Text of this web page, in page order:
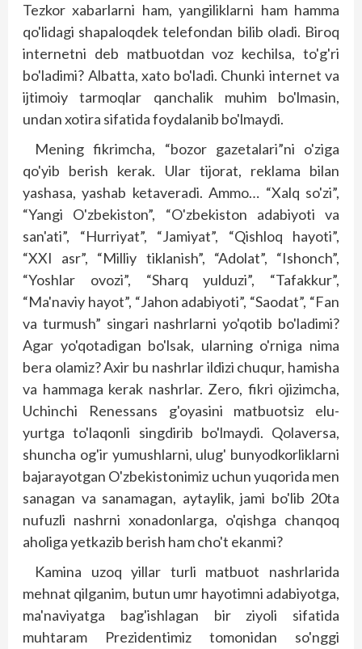
Tezkor xabarlarni ham, yangiliklarni ham hamma
qo'lidagi shapaloqdek telefondan bilib oladi. Biroq
internetni deb matbuotdan voz kechilsa, to'g'ri
bo'ladimi? Albatta, xato bo'ladi. Chunki internet va
ijtimoiy tarmoqlar qanchalik muhim bo'lmasin,
undan xotira sifatida foydalanib bo'lmaydi.
Mening fikrimcha, “bozor gazetalari”ni o'ziga
qo'yib berish kerak. Ular tijorat, reklama bilan
yashasa, yashab ketaveradi. Ammo… “Xalq so'zi”,
“Yangi O'zbekiston”, “O'zbekis­ton adabiyoti va
san'ati”, “Hurriyat”, “Jamiyat”, “Qishloq hayoti”,
“XXI asr”, “Milliy tiklanish”, “Adolat”, “Ishonch”,
“Yoshlar ovozi”, “Sharq yulduzi”, “Tafakkur”,
“Ma'naviy hayot”, “Jahon adabiyoti”, “Saodat”, “Fan
va turmush” singari nashrlarni yo'qotib bo'ladimi?
Agar yo'qotadigan bo'lsak, ularning o'rniga nima
bera olamiz? Axir bu nashrlar ildizi chuqur, hamisha
va hammaga kerak nashrlar. Zero, fikri ojizimcha,
Uchinchi Renessans g'oyasini matbuotsiz elu-
yurtga to'laqonli singdirib bo'lmaydi. Qolaversa,
shuncha og'ir yumushlarni, ulug' bunyodkorliklarni
bajarayotgan O'zbekistonimiz uchun yuqorida men
sanagan va sanamagan, aytaylik, jami bo'lib 20ta
nufuzli nashrni xonadonlarga, o'qishga chanqoq
aholiga yetkazib berish ham cho't ekanmi?
Kamina uzoq yillar turli matbuot nashrlarida
mehnat qilganim, butun umr hayotimni adabiyotga,
ma'naviyatga bag'ish­lagan bir ziyoli sifatida
muhtaram Prezidentimiz tomonidan so'nggi